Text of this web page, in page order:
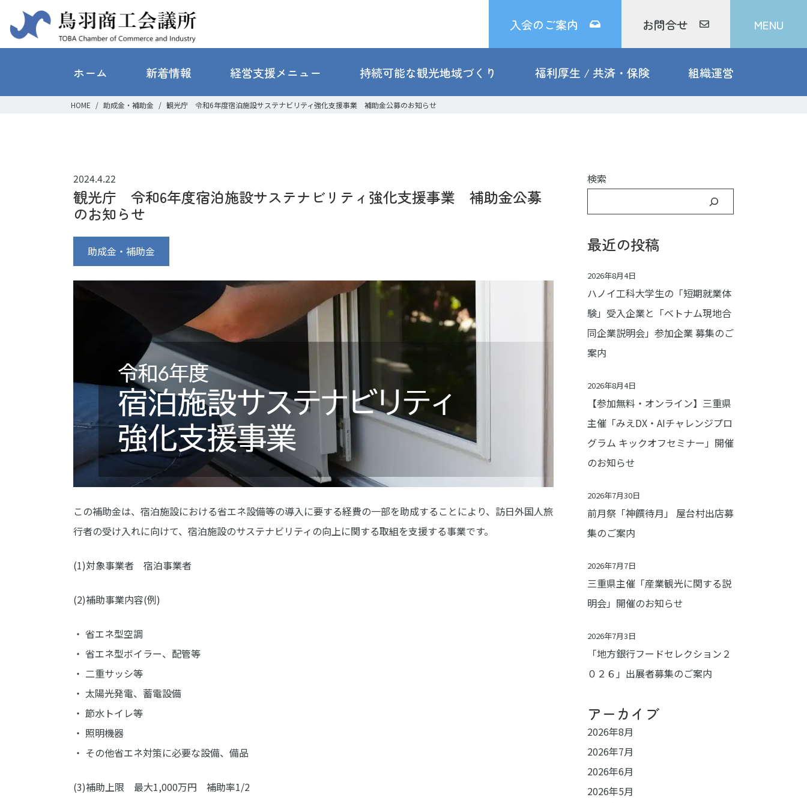
入会のご案内 お問合せ MENU
ホーム 新着情報 経営支援メニュー 持続可能な観光地域づくり 福利厚生 / 共済・保険 組織運営
HOME 助成金・補助金 観光庁 令和6年度宿泊施設サステナビリティ強化支援事業 補助金公募のお知らせ
2024.4.22
観光庁 令和6年度宿泊施設サステナビリティ強化支援事業 補助金公募
のお知らせ
助成金・補助金
この補助金は、宿泊施設における省エネ設備等の導入に要する経費の一部を助成することにより、訪日外国人旅
行者の受け入れに向けて、宿泊施設のサステナビリティの向上に関する取組を支援する事業です。
(1)対象事業者 宿泊事業者
(2)補助事業内容(例)
・ 省エネ型空調
・ 省エネ型ボイラー、配管等
・ 二重サッシ等
・ 太陽光発電、蓄電設備
・ 節水トイレ等
・ 照明機器
・ その他省エネ対策に必要な設備、備品
(3)補助上限 最大1,000万円 補助率1/2
検索
最近の投稿
ハノイ工科大学生の「短期就業体
験」受入企業と「ベトナム現地合
同企業説明会」参加企業 募集のご
案内
2026年8月4日
【参加無料・オンライン】三重県
主催「みえDX・AIチャレンジプロ
グラム キックオフセミナー」開催
のお知らせ
2026年8月4日
前月祭「神饌待月」 屋台村出店募
集のご案内
2026年7月30日
三重県主催「産業観光に関する説
明会」開催のお知らせ
2026年7月7日
「地方銀行フードセレクション２
０２６」出展者募集のご案内
2026年7月3日
アーカイブ
2026年8月
2026年7月
2026年6月
2026年5月